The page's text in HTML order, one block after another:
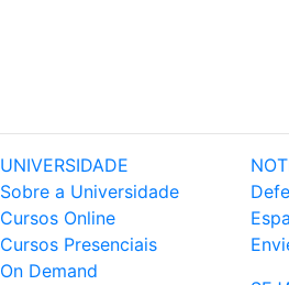
UNIVERSIDADE
Sobre a Universidade
Cursos Online
Cursos Presenciais
On Demand